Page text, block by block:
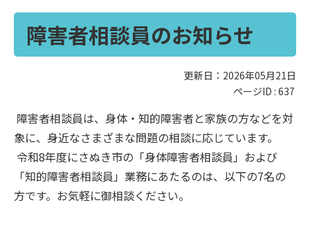
障害者相談員のお知らせ
更新日：2026年05月21日
ページID : 637
障害者相談員は、身体・知的障害者と家族の方などを対
象に、身近なさまざまな問題の相談に応じています。
令和8年度にさぬき市の「身体障害者相談員」および
「知的障害者相談員」業務にあたるのは、以下の7名の
方です。お気軽に御相談ください。